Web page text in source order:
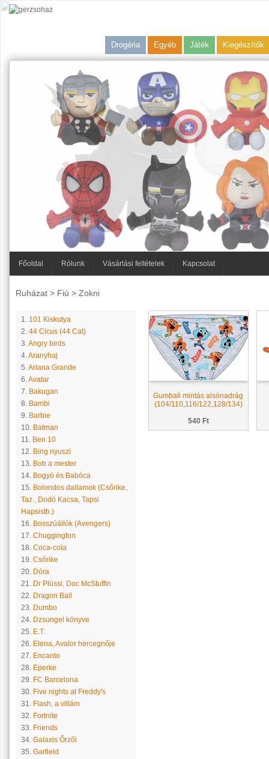
Drogéria Egyéb Játék Kiegészítők
Főoldal Rólunk Vásárlási feltételek Kapcsolat
Ruházat> Fiú > Zokni
1. 101 Kiskutya
2. 44 Cicus (44 Cat)
3.Angry birds
4.Aranyhaj
5.Ariana Grande
6.Avatar
7. Bakugan
8. Bambi
9. Barbie
10. Batman
11. Ben 10
12. Bing nyuszi
13. Bob a mester
14. Bogyó és Babóca
15. Bolondos dallamok (Csőrike,
Taz , Dodó Kacsa, Tapsi
Hapsistb.)
16. Bosszúállók (Avengers)
17. Chuggington
18. Coca-cola
19. Csőrike
20. Dóra
21. Dr Plüssi, Doc McStuffin
22. Dragon Ball
23. Dumbo
24. Dzsungel könyve
25. E.T.
26. Elena, Avalor hercegnője
27. Encanto
28. Eperke
29. FC Barcelona
30. Five nights at Freddy's
31. Flash, a villám
32. Fortnite
33. Friends
34. Galaxis Őrzői
35. Garfield
Gumball mintás alsónadrág
(104/110,116/122,128/134)
540 Ft